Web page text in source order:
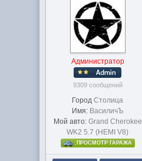
Администратор
9309 сообщений
Город Столица
Имя: ВасиличЪ
Мой авто: Grand Cherokee
WK2 5.7 (HEMI V8)
.ПРОСМОТР ГАРАЖА